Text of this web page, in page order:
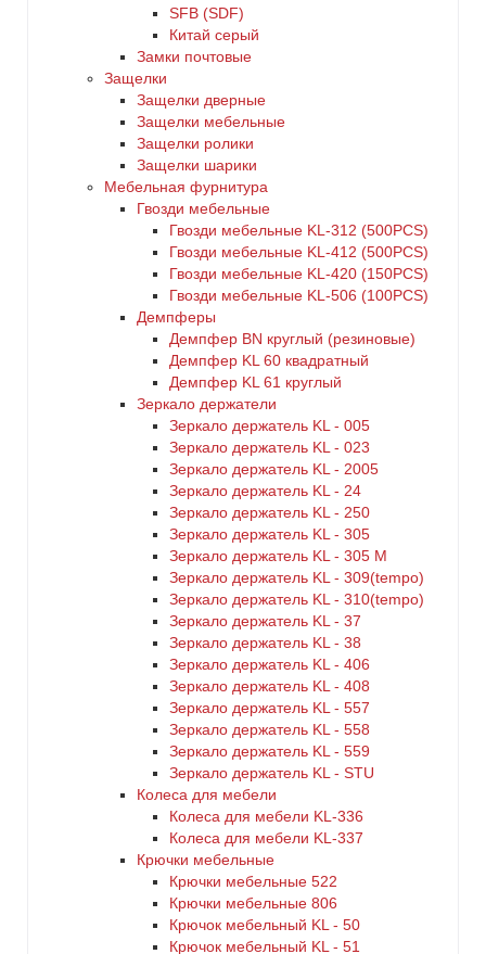
SFB (SDF)
Китай серый
Замки почтовые
Защелки
Защелки дверные
Защелки мебельные
Защелки ролики
Защелки шарики
Мебельная фурнитура
Гвозди мебельные
Гвозди мебельные KL-312 (500PCS)
Гвозди мебельные KL-412 (500PCS)
Гвозди мебельные KL-420 (150PCS)
Гвозди мебельные KL-506 (100PCS)
Демпферы
Демпфер BN круглый (резиновые)
Демпфер KL 60 квадратный
Демпфер KL 61 круглый
Зеркало держатели
Зеркало держатель KL - 005
Зеркало держатель KL - 023
Зеркало держатель KL - 2005
Зеркало держатель KL - 24
Зеркало держатель KL - 250
Зеркало держатель KL - 305
Зеркало держатель KL - 305 M
Зеркало держатель KL - 309(tempo)
Зеркало держатель KL - 310(tempo)
Зеркало держатель KL - 37
Зеркало держатель KL - 38
Зеркало держатель KL - 406
Зеркало держатель KL - 408
Зеркало держатель KL - 557
Зеркало держатель KL - 558
Зеркало держатель KL - 559
Зеркало держатель KL - STU
Колеса для мебели
Колеса для мебели KL-336
Колеса для мебели KL-337
Крючки мебельные
Крючки мебельные 522
Крючки мебельные 806
Крючок мебельный KL - 50
Крючок мебельный KL - 51